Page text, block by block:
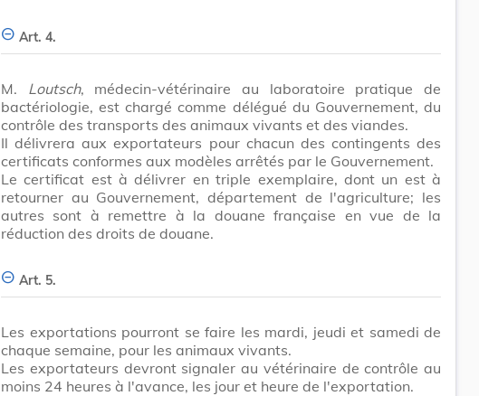
Art. 4.
M. Loutsch, médecin-vétérinaire au laboratoire pratique de
bactériologie, est chargé comme délégué du Gouvernement, du
contrôle des transports des animaux vivants et des viandes.
Il délivrera aux exportateurs pour chacun des contingents des
certificats conformes aux modèles arrêtés par le Gouvernement.
Le certificat est à délivrer en triple exemplaire, dont un est à
retourner au Gouvernement, département de l'agriculture; les
autres sont à remettre à la douane française en vue de la
réduction des droits de douane.
Art. 5.
Les exportations pourront se faire les mardi, jeudi et samedi de
chaque semaine, pour les animaux vivants.
Les exportateurs devront signaler au vétérinaire de contrôle au
moins 24 heures à l'avance, les jour et heure de l'exportation.